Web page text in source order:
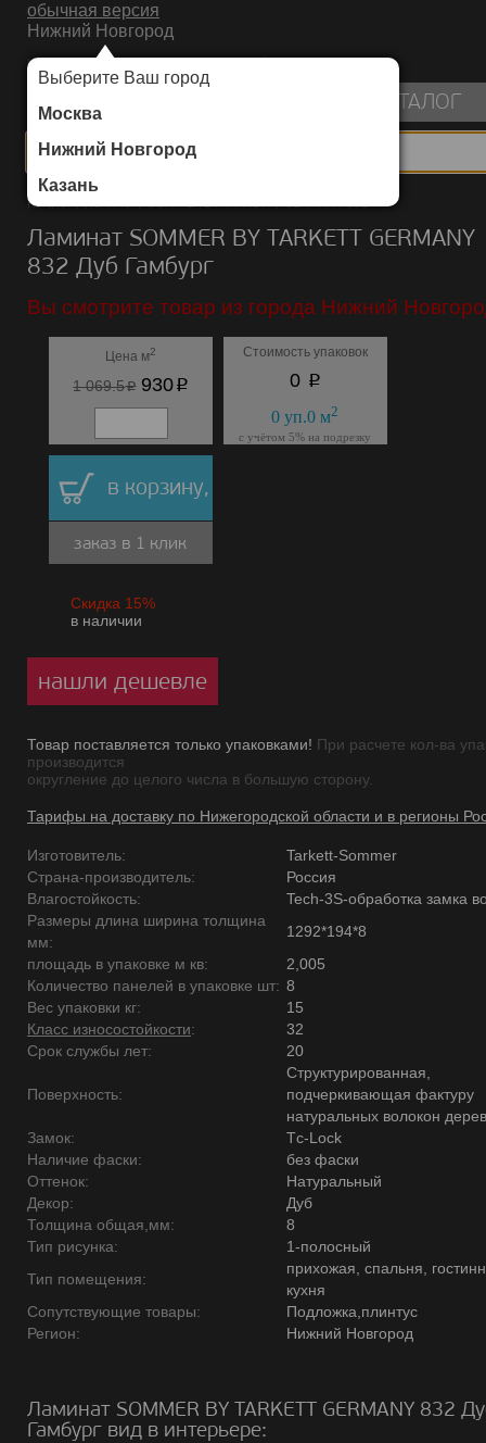
обычная версия
Нижний Новгород
Выберите Ваш город
Москва
Нижний Новгород
Казань
ИНТЕРНЕТ-МАГАЗИН НАПОЛЬНЫХ ПОКРЫТИЙ
КАТАЛОГ
Каталог/Ламинат/SOMMER BY TARKETT/GERMANY 832
Ламинат SOMMER BY TARKETT GERMANY
832 Дуб Гамбург
Вы смотрите товар из города Нижний
Цена м2
1 069.5p930p
Стоимость упаковок
0 p
0 уп.0 м2
с учётом 5% на подрезку
в корзину,
заказ в 1 клик
Скидка 15%
в наличии
нашли дешевле
Товар поставляется только упаковками! При расчете кол-ва
производится
округление до целого числа в большую сторону.
Тарифы на доставку по Нижегородской области и в регионы
Изготовитель:
Tarkett-Sommer
Страна-производитель:
Россия
Влагостойкость:
Tech-3S-обработка замка
Размеры длина ширина толщина
мм:
1292*194*8
площадь в упаковке м кв:
2,005
Количество панелей в упаковке шт: 8
Вес упаковки кг:
15
Класс износостойкости:
32
Срок службы лет:
20
Поверхность:
Структурированная,
подчеркивающая фактуру
натуральных волокон
Замок:
Tс-Lock
Наличие фаски:
без фаски
Оттенок:
Натуральный
Декор:
Дуб
Толщина общая,мм:
8
Тип рисунка:
1-полосный
Тип помещения:
прихожая, спальня,
кухня
Сопутствующие товары:
Подложка,плинтус
Регион:
Нижний Новгород
Ламинат SOMMER BY TARKETT GERMANY 832
Гамбург вид в интерьере: